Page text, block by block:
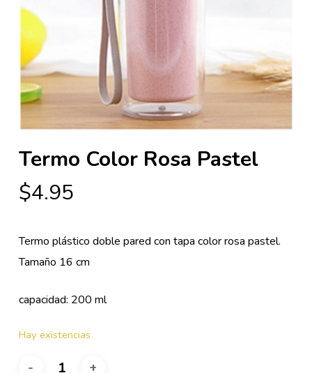
Termo Color Rosa Pastel
$4.95
Termo plástico doble pared con tapa color rosa pastel.
Tamaño 16 cm
capacidad: 200 ml
Hay existencias